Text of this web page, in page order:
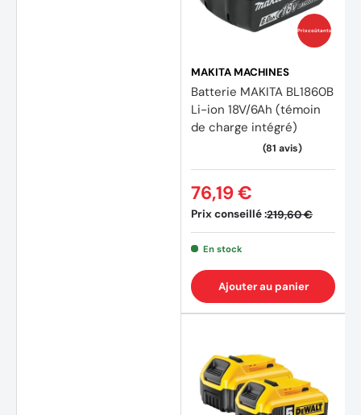
Prix coûtants
MAKITA MACHINES
Batterie MAKITA BL1860B
Li-ion 18V/6Ah (témoin
de charge intégré)
Prix conseillé :219,60 €
76,19 €
En stock
Ajouter au panier